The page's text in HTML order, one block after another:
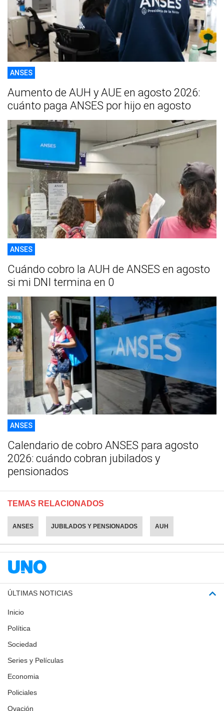
ANSES
Aumento de AUH y AUE en agosto 2026:
cuánto paga ANSES por hijo en agosto
ANSES
Cuándo cobro la AUH de ANSES en agosto
si mi DNI termina en 0
ANSES
Calendario de cobro ANSES para agosto
2026: cuándo cobran jubilados y
pensionados
TEMAS RELACIONADOS
ANSES JUBILADOS Y PENSIONADOS AUH
ÚLTIMAS NOTICIAS
Inicio
Política
Sociedad
Series y Películas
Economia
Policiales
Ovación